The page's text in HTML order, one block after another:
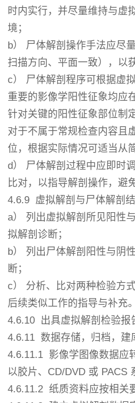
时内实行，并尽量维持与虚
境；
b） 尸体解剖操作手法应尽
扫描方向、平面一致），以
c） 尸体解剖程序可根据虚
重要的影像学阳性征象均应
针对关键的阳性征象部位制
对于不属于常规检查内容且
位，根据实际情况可适当从简
d） 尸体解剖过程中应即时
比对，以指导解剖操作，避
4.6.9 虚拟解剖与尸体解剖
a） 列出虚拟解剖所见阳性
拟解剖诊断；
b） 列出尸体解剖阳性与阴
断；
c） 分析、比对两种检验方
后续类似工作的指导与补充。
4.6.10 出具虚拟解剖检验报
4.6.11 数据存储，归档，建
4.6.11.1 影像学图像数据应
以胶片、CD/DVD 或 PACS
4.6.11.2 纸质资料应按相关